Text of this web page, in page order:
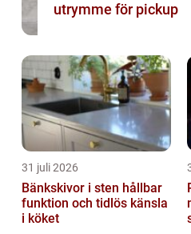
utrymme för pickup
31 juli 2026
Bänkskivor i sten hållbar
funktion och tidlös känsla
i köket